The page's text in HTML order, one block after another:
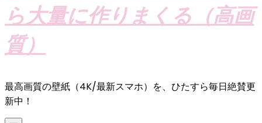
ら大量に作りまくる（高画
質）
最高画質の壁紙（4K/最新スマホ）を、ひたすら毎日絶賛更
新中！